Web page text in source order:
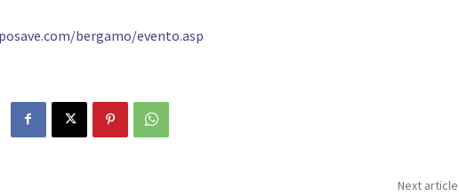
bergamo/evento.asp
Next article